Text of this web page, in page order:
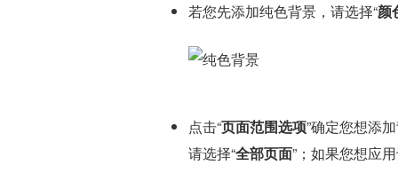
若您先添加纯色背景，请选择“颜
点击“页面范围选项”确定您想添
请选择“全部页面”；如果您想应